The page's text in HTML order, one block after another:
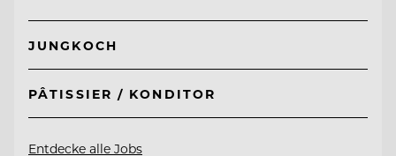
JUNGKOCH
PÂTISSIER / KONDITOR
Entdecke alle Jobs